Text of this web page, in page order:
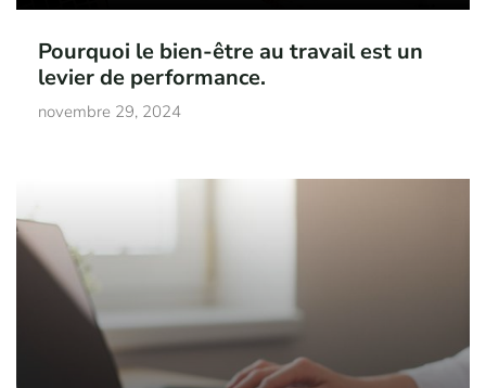
Pourquoi le bien-être au travail est un
levier de performance.
novembre 29, 2024